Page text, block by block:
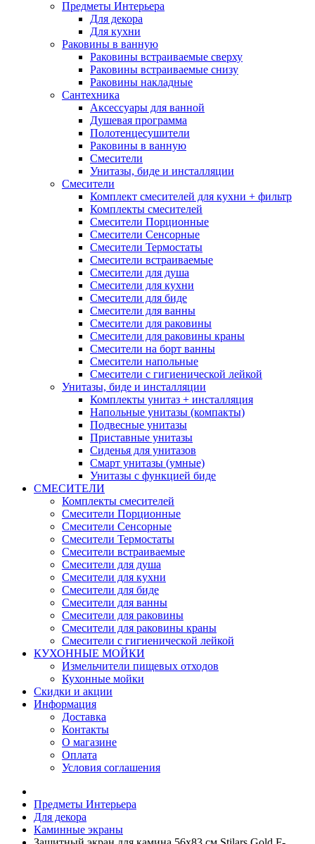
Предметы Интерьера
Для декора
Для кухни
Раковины в ванную
Раковины встраиваемые сверху
Раковины встраиваемые снизу
Раковины накладные
Сантехника
Аксессуары для ванной
Душевая программа
Полотенцесушители
Раковины в ванную
Смесители
Унитазы, биде и инсталляции
Смесители
Комплект смесителей для кухни + фильтр
Комплекты смесителей
Смесители Порционные
Смесители Сенсорные
Смесители Термостаты
Смесители встраиваемые
Смесители для душа
Смесители для кухни
Смесители для биде
Смесители для ванны
Смесители для раковины
Смесители для раковины краны
Смесители на борт ванны
Смесители напольные
Смесители с гигиенической лейкой
Унитазы, биде и инсталляции
Комплекты унитаз + инсталляция
Напольные унитазы (компакты)
Подвесные унитазы
Приставные унитазы
Сиденья для унитазов
Смарт унитазы (умные)
Унитазы с функцией биде
СМЕСИТЕЛИ
Комплекты смесителей
Смесители Порционные
Смесители Сенсорные
Смесители Термостаты
Смесители встраиваемые
Смесители для душа
Смесители для кухни
Смесители для биде
Смесители для ванны
Смесители для раковины
Смесители для раковины краны
Смесители с гигиенической лейкой
КУХОННЫЕ МОЙКИ
Измельчители пищевых отходов
Кухонные мойки
Скидки и акции
Информация
Доставка
Контакты
О магазине
Оплата
Условия соглашения
Предметы Интерьера
Для декора
Каминные экраны